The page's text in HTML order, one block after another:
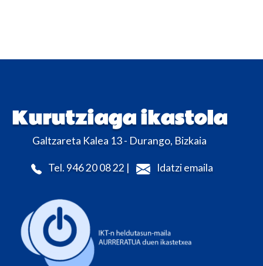
Kurutziaga ikastola
Galtzareta Kalea 13 - Durango, Bizkaia
Tel. 946 20 08 22 | Idatzi emaila